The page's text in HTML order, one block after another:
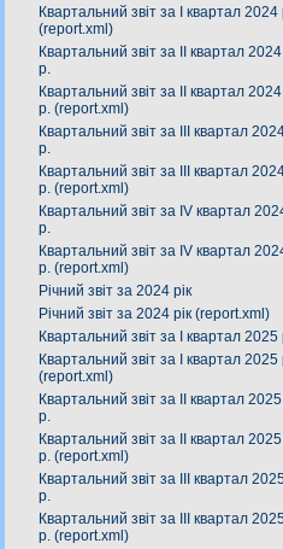
Квартальний звіт за І квартал 2024
(report.xml)
Квартальний звіт за ІІ квартал 2024
р.
Квартальний звіт за ІІ квартал 2024
р. (report.xml)
Квартальний звіт за IІІ квартал
р.
Квартальний звіт за ІIІ квартал
р. (report.xml)
Квартальний звіт за IV квартал
р.
Квартальний звіт за ІV квартал
р. (report.xml)
Річний звіт за 2024 рік
Річний звіт за 2024 рік (report.xml)
Квартальний звіт за І квартал 2025
Квартальний звіт за І квартал 2025
(report.xml)
Квартальний звіт за ІІ квартал 2025
р.
Квартальний звіт за ІІ квартал 2025
р. (report.xml)
Квартальний звіт за ІIІ квартал
р.
Квартальний звіт за ІІІ квартал
р. (report.xml)